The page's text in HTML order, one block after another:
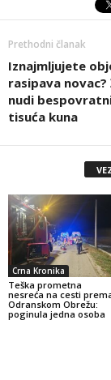
Prethodni članak
Iznajmljujete
rasipava novac?
nudi
tisuća kuna
Crna Kronika
Teška prometna
nesreća na cesti
Odranskom Obrežu:
poginula jedna osoba